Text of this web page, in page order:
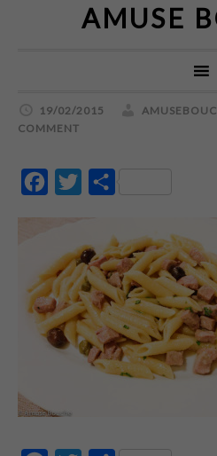
AMUSE
19/02/2015
COMMENT
FacebookTwitter